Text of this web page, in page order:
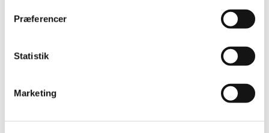
Præferencer
Statistik
Marketing
medarbejderne til at cykle, og det bifaldes af
- Incitamenter gør en forskel, og det er godt at se, når en
arbejdsgiver på den måde bakker op om medarbejdernes
sundhed og om grøn omstilling ved at flytte bilister til cykel.
I Cyklistforbundet så vi det gerne suppleret med politisk